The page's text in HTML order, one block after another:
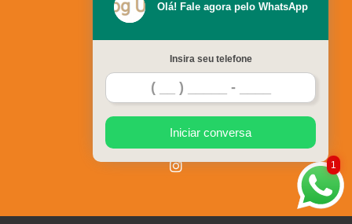
Contato
Mapa do site
1
Olá! Fale agora pelo WhatsApp
Insira seu telefone
Iniciar conversa